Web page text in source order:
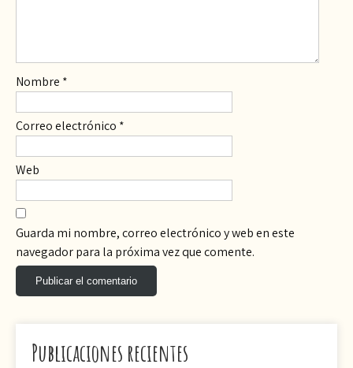
Nombre *
Correo electrónico *
Web
Guarda mi nombre, correo electrónico y web en este
navegador para la próxima vez que comente.
Publicaciones recientes